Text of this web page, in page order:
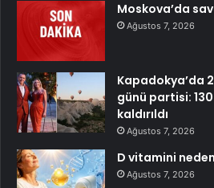
Moskova’da
Ağustos 7, 2026
Kapadokya’da
günü partisi:
kaldırıldı
Ağustos 7, 2026
D vitamini
Ağustos 7, 2026